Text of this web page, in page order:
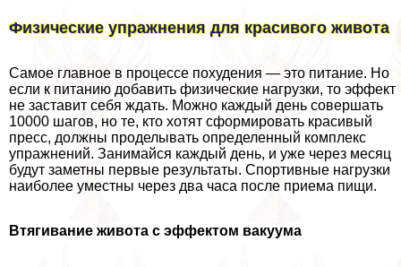
Физические упражнения для красивого живота
Самое главное в процессе похудения — это питание. Но
если к питанию добавить физические нагрузки, то эффект
не заставит себя ждать. Можно каждый день совершать
10000 шагов, но те, кто хотят сформировать красивый
пресс, должны проделывать определенный комплекс
упражнений. Занимайся каждый день, и уже через месяц
будут заметны первые результаты. Спортивные нагрузки
наиболее уместны через два часа после приема пищи.
Втягивание живота с эффектом вакуума